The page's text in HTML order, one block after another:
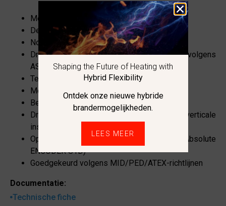
Meterformaten: G16 tot G400
Debietbereik: 0,6 tot 650 m³/u
Nominale maten: DN32 tot DN150
Drukclassificaties: PN 10/16 en Class 150 volgens
ASME B 16.5
Temperatuurbereik: -25°C tot +70°C
Meetbereik tot 1:160
Behuizing van aluminium of nodulair gietijzer
Draaibare teller voor zowel horizontale als verticale
installatie
Optionele telleroplossingen (bijv. Absolute
ENCODER S1D)
Goedgekeurd volgens MID/PED/ATEX-richtlijnen
Documentatie:
Technische fiche
Shaping the Future of Heating with
Hybrid Flexibility
Ontdek onze nieuwe hybride
brandermogelijkheden.
LEES MEER